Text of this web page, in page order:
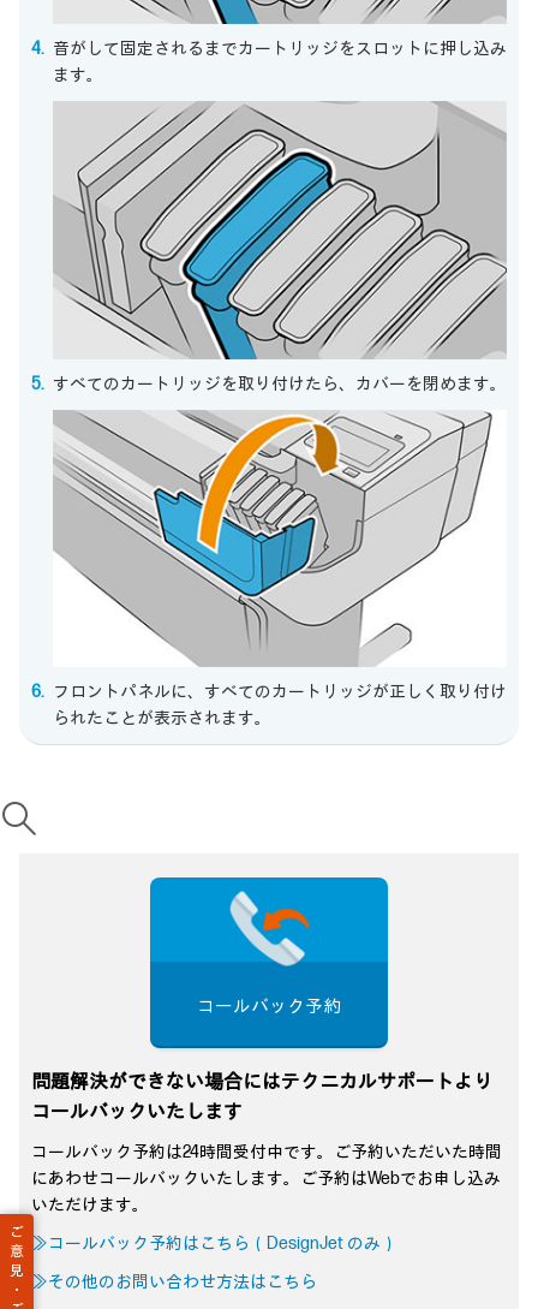
音がして固定されるまでカートリッジをスロットに押し込み
ます。
すべてのカートリッジを取り付けたら、カバーを閉めます。
フロントパネルに、すべてのカートリッジが正しく取り付け
られたことが表示されます。
ご
意
見
・
コールバック予約
問題解決ができない場合にはテクニカルサポートより
コールバックいたします
コールバック予約は24時間受付中です。ご予約いただいた時間
にあわせコールバックいたします。ご予約はWebでお申し込み
いただけます。
≫コールバック予約はこちら（DesignJet のみ）
≫その他のお問い合わせ方法はこちら